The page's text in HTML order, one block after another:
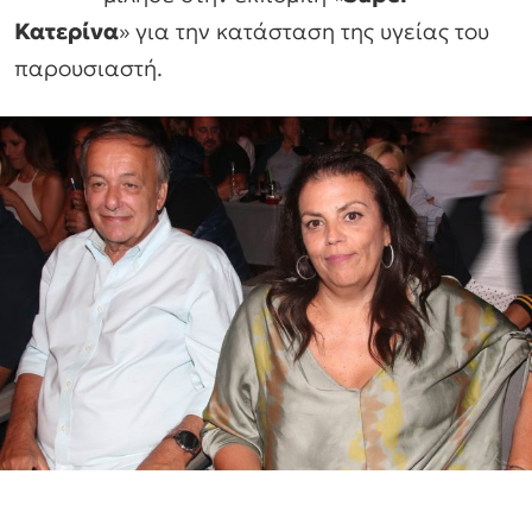
Κατερίνα» για την κατάσταση της υγείας του
παρουσιαστή.